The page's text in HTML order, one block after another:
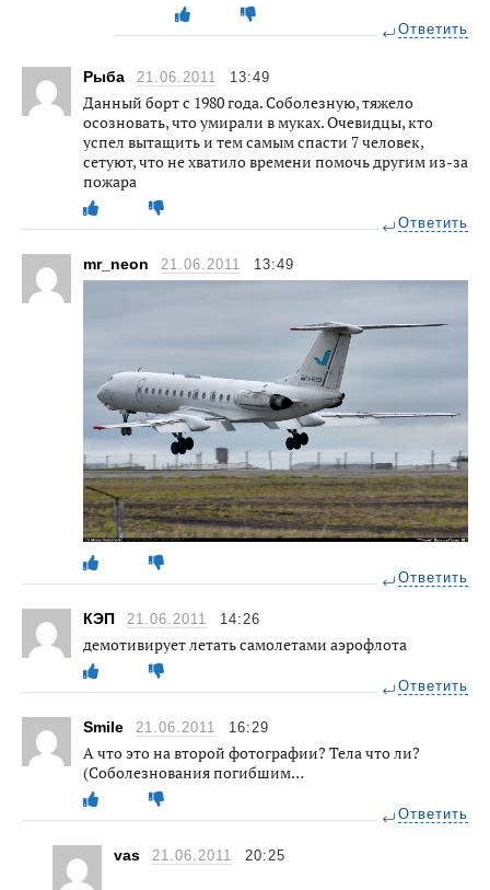
Ответить
Рыба 21.06.2011 13:49
Данный борт с 1980 года. Соболезную, тяжело
осозновать, что умирали в муках. Очевидцы, кто
успел вытащить и тем самым спасти 7 человек,
сетуют, что не хватило времени помочь другим из-за
пожара
Ответить
mr_neon 21.06.2011 13:49
Ответить
КЭП 21.06.2011 14:26
демотивирует летать самолетами аэрофлота
Ответить
Smile 21.06.2011 16:29
А что это на второй фотографии? Тела что ли?
(Соболезнования погибшим…
Ответить
vas 21.06.2011 20:25